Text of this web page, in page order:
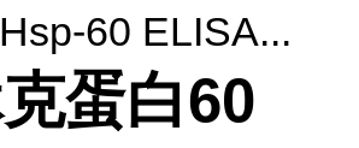
60 ELISA...
蛋白60